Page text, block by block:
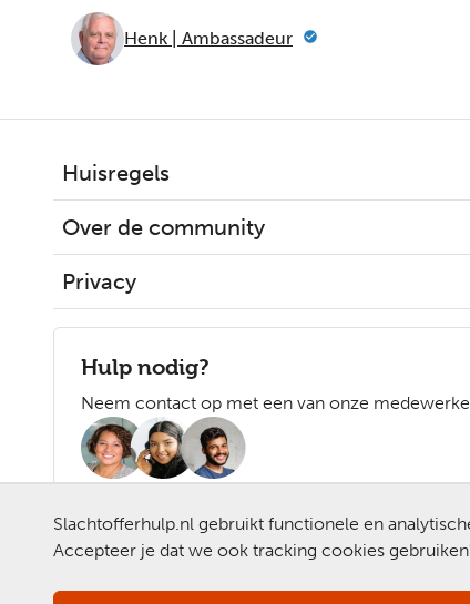
Slachtofferhulp.nl gebruikt functionele en
Accepteer je dat we ook tracking cookies
Henk | Ambassadeur
Huisregels
Over de community
Privacy
Hulp nodig?
Neem contact op met een van onze